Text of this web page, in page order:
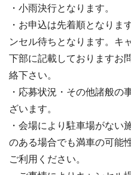
・小雨決行となります。
・お申込は先着順となりま
ンセル待ちとなります。キ
下部に記載しておりますお
絡下さい。
・応募状況・その他諸般の
ざいます。
・会場により駐車場がない
のある場合でも満車の可能
ご利用ください。